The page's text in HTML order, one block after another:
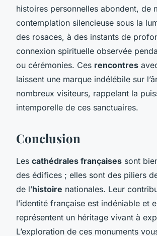
histoires personnelles abondent, de
contemplation silencieuse sous la
des rosaces, à des instants de
connexion spirituelle observée
ou cérémonies. Ces rencontres
laissent une marque indélébile sur
nombreux visiteurs, rappelant la
intemporelle de ces sanctuaires.
Conclusion
Les cathédrales françaises sont
des édifices ; elles sont des piliers
de l’histoire nationales. Leur
l’identité française est indéniable et
représentent un héritage vivant à
L’exploration de ces monuments